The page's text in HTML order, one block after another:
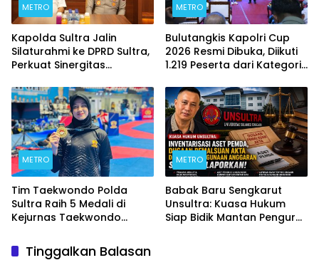
METRO
Kapolda Sultra Jalin
Silaturahmi ke DPRD Sultra,
Perkuat Sinergitas
Kemajuan Daerah
METRO
Bulutangkis Kapolri Cup
2026 Resmi Dibuka, Diikuti
1.219 Peserta dari Kategori
METRO
Tim Taekwondo Polda
Sultra Raih 5 Medali di
Kejurnas Taekwondo
METRO
Babak Baru Sengkarut
Unsultra: Kuasa Hukum
Siap Bidik Mantan Pengurus
Tinggalkan Balasan